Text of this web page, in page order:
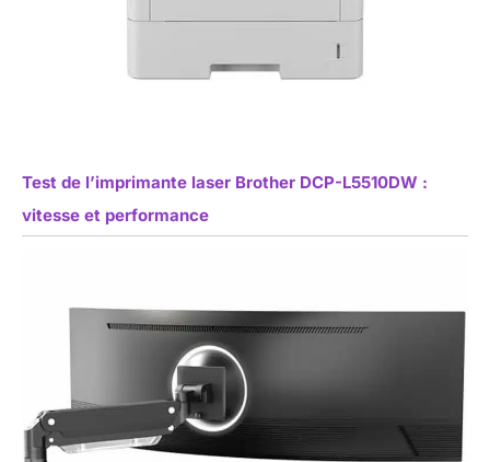
Test de l’imprimante laser Brother DCP-L5510DW :
vitesse et performance